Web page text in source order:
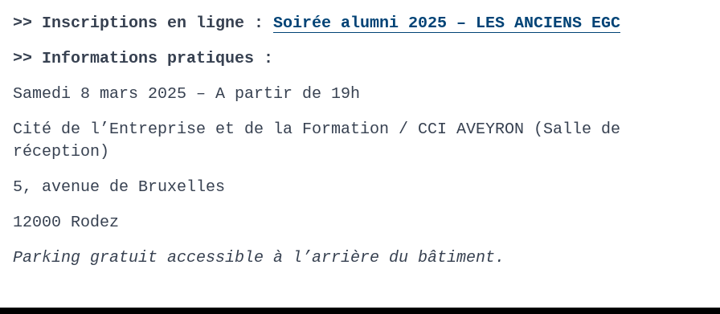
>> Inscriptions en ligne : Soirée alumni 2025 – LES ANCIENS EGC
>> Informations pratiques :
Samedi 8 mars 2025 – A partir de 19h
Cité de l’Entreprise et de la Formation / CCI AVEYRON (Salle de
réception)
5, avenue de Bruxelles
12000 Rodez
Parking gratuit accessible à l’arrière du bâtiment.